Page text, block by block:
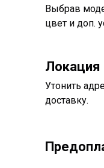
Выбрав
цвет и доп.
Локация
Утонить
доставку.